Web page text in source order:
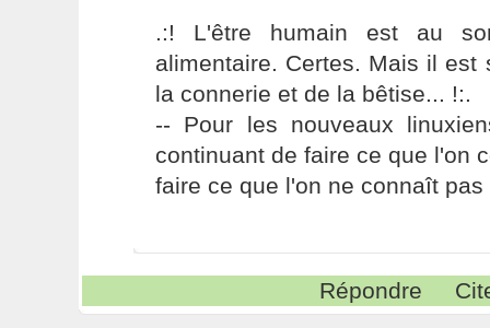
.:! L'être humain est au
alimentaire. Certes. Mais il est
la connerie et de la bêtise... !:.
-- Pour les nouveaux
continuant de faire ce que l'on
faire ce que l'on ne connaît pas
Répondre